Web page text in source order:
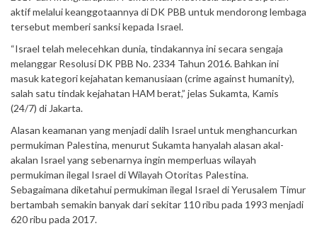
aktif melalui keanggotaannya di DK PBB untuk mendorong lembaga
tersebut memberi sanksi kepada Israel.
“Israel telah melecehkan dunia, tindakannya ini secara sengaja
melanggar Resolusi DK PBB No. 2334 Tahun 2016. Bahkan ini
masuk kategori kejahatan kemanusiaan (crime against humanity),
salah satu tindak kejahatan HAM berat,” jelas Sukamta, Kamis
(24/7) di Jakarta.
Alasan keamanan yang menjadi dalih Israel untuk menghancurkan
permukiman Palestina, menurut Sukamta hanyalah alasan akal-
akalan Israel yang sebenarnya ingin memperluas wilayah
permukiman ilegal Israel di Wilayah Otoritas Palestina.
Sebagaimana diketahui permukiman ilegal Israel di Yerusalem Timur
bertambah semakin banyak dari sekitar 110 ribu pada 1993 menjadi
620 ribu pada 2017.